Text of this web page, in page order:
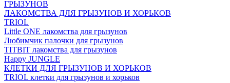
ГРЫЗУНОВ
ЛАКОМСТВА ДЛЯ ГРЫЗУНОВ И ХОРЬКОВ
TRIOL
Little ONE лакомства для грызунов
Любимчик палочки для грызунов
TITBIT лакомства для грызунов
Happy JUNGLE
КЛЕТКИ ДЛЯ ГРЫЗУНОВ И ХОРЬКОВ
TRIOL клетки для грызунов и хорьков